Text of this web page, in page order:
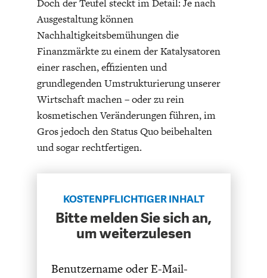
Doch der Teufel steckt im Detail: Je nach
Ausgestaltung können
Nachhaltigkeitsbemühungen die
Finanzmärkte zu einem der Katalysatoren
einer raschen, effizienten und
grundlegenden Umstrukturierung unserer
Wirtschaft machen – oder zu rein
kosmetischen Veränderungen führen, im
Gros jedoch den Status Quo beibehalten
und sogar rechtfertigen.
KOSTENPFLICHTIGER INHALT
Bitte melden Sie sich an,
um weiterzulesen
Benutzername oder E-Mail-